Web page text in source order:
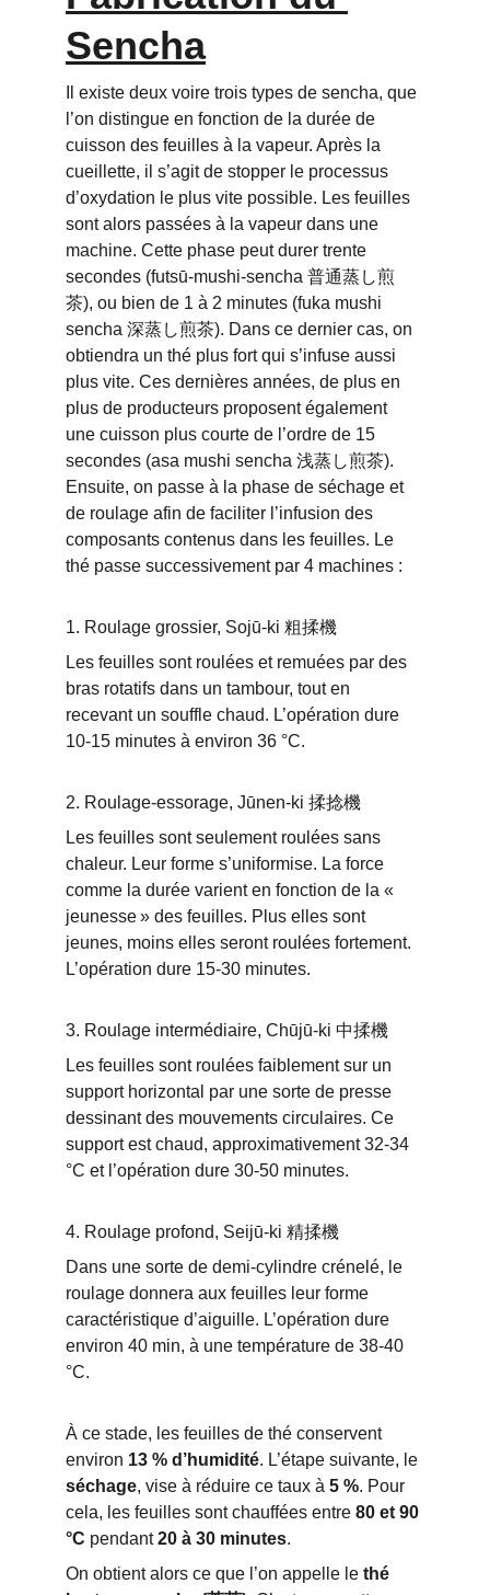
Sencha
Il existe deux voire trois types de sencha, que
l’on distingue en fonction de la durée de
cuisson des feuilles à la vapeur. Après la
cueillette, il s’agit de stopper le processus
d’oxydation le plus vite possible. Les feuilles
sont alors passées à la vapeur dans une
machine. Cette phase peut durer trente
secondes (futsū-mushi-sencha 普通蒸し煎
茶), ou bien de 1 à 2 minutes (fuka mushi
sencha 深蒸し煎茶). Dans ce dernier cas, on
obtiendra un thé plus fort qui s’infuse aussi
plus vite. Ces dernières années, de plus en
plus de producteurs proposent également
une cuisson plus courte de l’ordre de 15
secondes (asa mushi sencha 浅蒸し煎茶).
Ensuite, on passe à la phase de séchage et
de roulage afin de faciliter l’infusion des
composants contenus dans les feuilles. Le
thé passe successivement par 4 machines :
1. Roulage grossier, Sojū-ki 粗揉機
Les feuilles sont roulées et remuées par des
bras rotatifs dans un tambour, tout en
recevant un souffle chaud. L’opération dure
10-15 minutes à environ 36 °C.
2. Roulage-essorage, Jūnen-ki 揉捻機
Les feuilles sont seulement roulées sans
chaleur. Leur forme s’uniformise. La force
comme la durée varient en fonction de la «
jeunesse » des feuilles. Plus elles sont
jeunes, moins elles seront roulées fortement.
L’opération dure 15-30 minutes.
3. Roulage intermédiaire, Chūjū-ki 中揉機
Les feuilles sont roulées faiblement sur un
support horizontal par une sorte de presse
dessinant des mouvements circulaires. Ce
support est chaud, approximativement 32-34
°C et l’opération dure 30-50 minutes.
4. Roulage profond, Seijū-ki 精揉機
Dans une sorte de demi-cylindre crénelé, le
roulage donnera aux feuilles leur forme
caractéristique d’aiguille. L’opération dure
environ 40 min, à une température de 38-40
°C.
À ce stade, les feuilles de thé conservent
environ 13 % d’humidité. L’étape suivante, le
séchage, vise à réduire ce taux à 5 %. Pour
cela, les feuilles sont chauffées entre 80 et 90
°C pendant 20 à 30 minutes.
On obtient alors ce que l’on appelle le thé